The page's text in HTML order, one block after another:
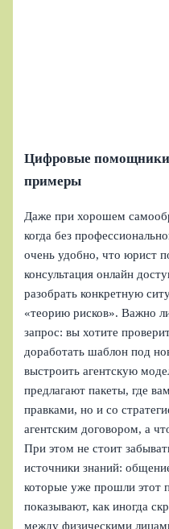
Цифровые
примеры
Даже при хорошем
когда без
очень удобно, что юрист
консультация онлайн
разобрать конкретную
«теорию рисков». Важно
запрос: вы хотите
доработать шаблон под
выстроить агентскую
предлагают пакеты, где
правками, но и со
агентским договором, а
При этом не стоит
источники знаний:
которые уже прошли этот
показывают, как иногда
между физическими